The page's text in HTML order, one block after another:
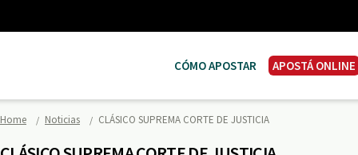
CÓMO APOSTAR APOSTÁ ONLINE
Home Noticias CLÁSICO SUPREMA CORTE DE JUSTICIA